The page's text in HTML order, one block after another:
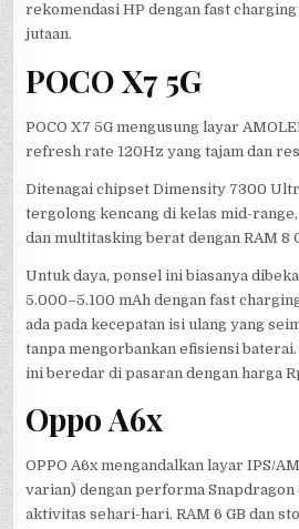
rekomendasi HP dengan fast
jutaan.
POCO X7 5G
POCO X7 5G mengusung layar
refresh rate 120Hz yang tajam dan
Ditenagai chipset Dimensity 7300
tergolong kencang di kelas mid-
dan multitasking berat dengan RAM 8
Untuk daya, ponsel ini biasanya
5.000–5.100 mAh dengan fast
ada pada kecepatan isi ulang yang
tanpa mengorbankan efisiensi baterai.
ini beredar di pasaran dengan harga
Oppo A6x
OPPO A6x mengandalkan layar IPS/
varian) dengan performa
aktivitas sehari-hari. RAM 6 GB dan